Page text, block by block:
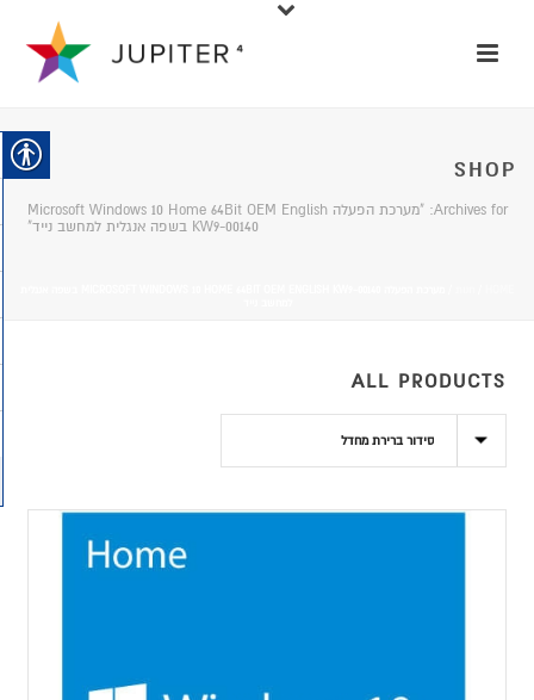
SHOP
Archives for: "מערכת הפעלה Microsoft Windows 10 Home 64Bit OEM English
KW9-00140 בשפה אנגלית למחשב נייד"
ALL PRODUCTS